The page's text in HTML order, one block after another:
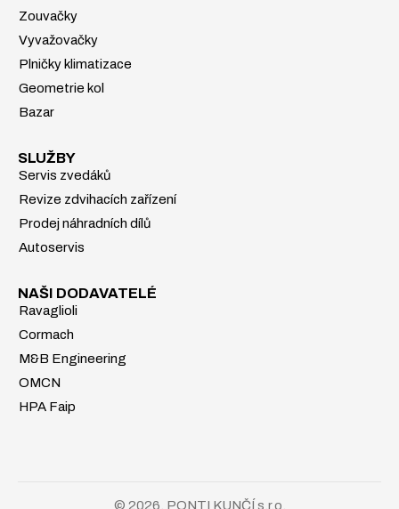
Zouvačky
Vyvažovačky
Plničky klimatizace
Geometrie kol
Bazar
SLUŽBY
Servis zvedáků
Revize zdvihacích zařízení
Prodej náhradních dílů
Autoservis
NAŠI DODAVATELÉ
Ravaglioli
Cormach
M&B Engineering
OMCN
HPA Faip
© 2026, PONTI KUNČÍ s.r.o.